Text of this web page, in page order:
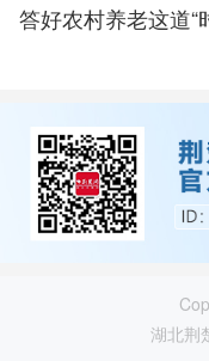
答好农村养老这道“
湖北荆